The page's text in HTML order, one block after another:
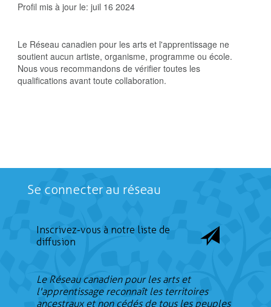
Profil mis à jour le: juil 16 2024
Le Réseau canadien pour les arts et l'apprentissage ne
soutient aucun artiste, organisme, programme ou école.
Nous vous recommandons de vérifier toutes les
qualifications avant toute collaboration.
Se connecter au réseau
Inscrivez-vous à notre liste de
diffusion
Le Réseau canadien pour les arts et
l'apprentissage reconnaît les territoires
ancestraux et non cédés de tous les peuples